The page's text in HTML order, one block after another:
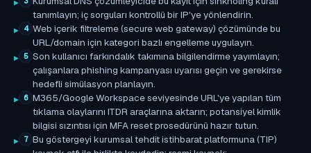
tanımlayın; iç sorguları kontrollü bir IP'ye yönlendirin.
4 Web içerik filtreleme (secure web gateway) çözümünde bu
URL/domain için kategori bazlı engelleme uygulayın.
5 Son kullanıcı farkındalık takımına bilgilendirme yayımlayın;
çalışanlara phishing kampanyası uyarısı geçin ve gerekirse
hedefli simülasyon planlayın.
6 M365/Google Workspace seviyesinde URL'ye yapılan tüm
tıklama olaylarını ITDR araçlarına aktarın; potansiyel kimlik
bilgisi sızıntısı için MFA reset prosedürünü hazır tutun.
7 Bu göstergeyi kurumsal tehdit istihbarat platformuna (TIP)